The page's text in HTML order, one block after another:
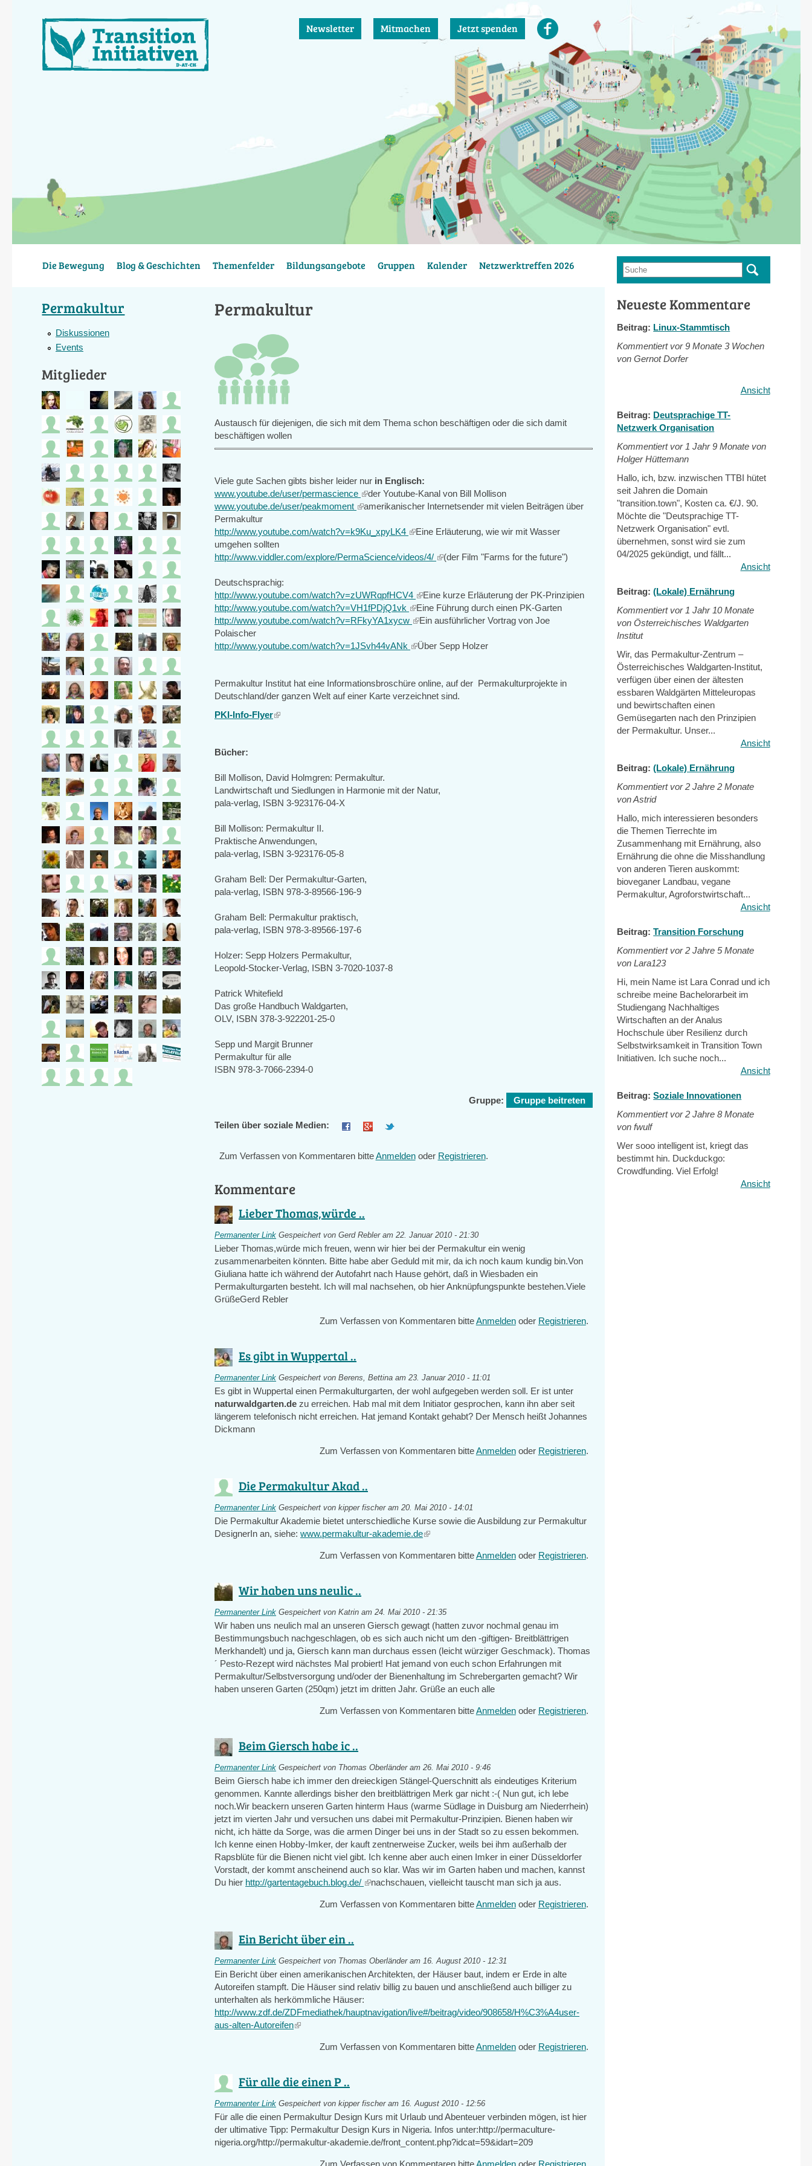
Newsletter Mitmachen Jetzt spenden
Die Bewegung Blog & Geschichten Themenfelder Bildungsangebote Gruppen Kalender Netzwerktreffen 2026
Permakultur
Austausch für diejenigen, die sich mit dem Thema schon beschäftigen oder die sich damit
beschäftigen wollen
Viele gute Sachen gibts bisher leider nur in Englisch:
www.youtube.de/user/permascience (link
is
der Youtube-Kanal von Bill Mollison
www.youtube.de/user/peakmoment (link
external)
amerikanischer Internetsender mit vielen Beiträgen über
Permakultur
http://www.youtube.com/watch?v=k9Ku_xpyLK4 (link
external)
Eine Erläuterung, wie wir mit Wasser
umgehen sollten
http://www.viddler.com/explore/PermaScience/videos/4/ (link(der Film "Farms for the future")
Deutschsprachig:
http://www.youtube.com/watch?v=zUWRqpfHCV4 (link
is
external)
Eine kurze Erläuterung der PK-Prinzipien
http://www.youtube.com/watch?v=VH1fPDjQ1vk (link
is
Eine Führung durch einen PK-Garten
http://www.youtube.com/watch?v=RFkyYA1xycw (link
external)
Ein ausführlicher Vortrag von Joe
Polaischer
http://www.youtube.com/watch?v=1JSvh44vANk (linkÜber Sepp Holzer
Permakultur Institut hat eine Informationsbroschüre online, auf der Permakulturprojekte in
Deutschland/der ganzen Welt auf einer Karte verzeichnet sind.
PKI-Info-Flyer(link
Bücher:
Bill Mollison, David Holmgren: Permakultur.
Landwirtschaft und Siedlungen in Harmonie mit der Natur,
pala-verlag, ISBN 3-923176-04-X
Bill Mollison: Permakultur II.
Praktische Anwendungen,
pala-verlag, ISBN 3-923176-05-8
Graham Bell: Der Permakultur-Garten,
pala-verlag, ISBN 978-3-89566-196-9
Graham Bell: Permakultur praktisch,
pala-verlag, ISBN 978-3-89566-197-6
Holzer: Sepp Holzers Permakultur,
Leopold-Stocker-Verlag, ISBN 3-7020-1037-8
Patrick Whitefield
Das große Handbuch Waldgarten,
OLV, ISBN 378-3-922201-25-0
Sepp und Margit Brunner
Permakultur für alle
ISBN 978-3-7066-2394-0
Gruppe: Gruppe beitreten
Teilen über soziale Medien:
Zum Verfassen von Kommentaren bitteAnmeldenoder Registrieren.
Kommentare
Lieber Thomas,würde ..
Permanenter Link Gespeichert vonGerd Rebleram 22. Januar 2010 - 21:30
Lieber Thomas,würde mich freuen, wenn wir hier bei der Permakultur ein wenig
zusammenarbeiten könnten. Bitte habe aber Geduld mit mir, da ich noch kaum kundig bin.Von
Giuliana hatte ich während der Autofahrt nach Hause gehört, daß in Wiesbaden ein
Permakulturgarten besteht. Ich will mal nachsehen, ob hier Anknüpfungspunkte bestehen.Viele
GrüßeGerd Rebler
Zum Verfassen von Kommentaren bitteAnmeldenoder Registrieren.
Es gibt in Wuppertal ..
Permanenter Link Gespeichert vonBerens, Bettina am 23. Januar 2010 - 11:01
Es gibt in Wuppertal einen Permakulturgarten, der wohl aufgegeben werden soll. Er ist unter
naturwaldgarten.dezu erreichen. Hab mal mit dem Initiator gesprochen, kann ihn aber seit
längerem telefonisch nicht erreichen. Hat jemand Kontakt gehabt? Der Mensch heißt Johannes
Dickmann
Zum Verfassen von Kommentaren bitteAnmeldenoder Registrieren.
Die Permakultur Akad ..
Permanenter Link Gespeichert vonkipper fischeram 20. Mai 2010 - 14:01
Die Permakultur Akademie bietet unterschiedliche Kurse sowie die Ausbildung zur Permakultur
DesignerIn an, siehe:www.permakultur-akademie.de(link
external)
Zum Verfassen von Kommentaren bitteAnmeldenoder Registrieren.
Wir haben uns neulic ..
Permanenter Link Gespeichert vonKatrin am 24. Mai 2010 - 21:35
Wir haben uns neulich mal an unseren Giersch gewagt (hatten zuvor nochmal genau im
Bestimmungsbuch nachgeschlagen, ob es sich auch nicht um den -giftigen- Breitblättrigen
Merkhandelt) und ja, Giersch kann man durchaus essen (leicht würziger Geschmack). Thomas
´ Pesto-Rezept wird nächstes Mal probiert! Hat jemand von euch schon Erfahrungen mit
Permakultur/Selbstversorgung und/oder der Bienenhaltung im Schrebergarten gemacht? Wir
haben unseren Garten (250qm) jetzt im dritten Jahr. Grüße an euch alle
Zum Verfassen von Kommentaren bitteAnmeldenoder Registrieren.
Beim Giersch habe ic ..
Permanenter Link Gespeichert von Thomas Oberländeram 26. Mai 2010 - 9:46
Beim Giersch habe ich immer den dreieckigen Stängel-Querschnitt als eindeutiges Kriterium
genommen. Kannte allerdings bisher den breitblättrigen Merk gar nicht :-( Nun gut, ich lebe
noch.Wir beackern unseren Garten hinterm Haus (warme Südlage in Duisburg am Niederrhein)
jetzt im vierten Jahr und versuchen uns dabei mit Permakultur-Prinzipien. Bienen haben wir
nicht, ich hätte da Sorge, was die armen Dinger bei uns in der Stadt so zu essen bekommen.
Ich kenne einen Hobby-Imker, der kauft zentnerweise Zucker, weils bei ihm außerhalb der
Rapsblüte für die Bienen nicht viel gibt. Ich kenne aber auch einen Imker in einer Düsseldorfer
Vorstadt, der kommt anscheinend auch so klar. Was wir im Garten haben und machen, kannst
Du hier http://gartentagebuch.blog.de/ (link
external)
nachschauen, vielleicht tauscht man sich ja aus.
Zum Verfassen von Kommentaren bitteAnmeldenoder Registrieren.
Ein Bericht über ein ..
Permanenter Link Gespeichert von Thomas Oberländeram 16. August 2010 - 12:31
Ein Bericht über einen amerikanischen Architekten, der Häuser baut, indem er Erde in alte
Autoreifen stampft. Die Häuser sind relativ billig zu bauen und anschließend auch billiger zu
unterhalten als herkömmliche Häuser:
http://www.zdf.de/ZDFmediathek/hauptnavigation/live#/beitrag/video/908658/H%C3%A4user-
aus-alten-Autoreifen(link
external)Zum Verfassen von Kommentaren bitteAnmeldenoder Registrieren.
Für alle die einen P ..
Permanenter Link Gespeichert vonkipper fischeram 16. August 2010 - 12:56
Für alle die einen Permakultur Design Kurs mit Urlaub und Abenteuer verbinden mögen, ist hier
der ultimative Tipp: Permakultur Design Kurs in Nigeria. Infos unter:http://permaculture-
nigeria.org/http://permakultur-akademie.de/front_content.php?idcat=59&idart=209
Zum Verfassen von Kommentaren bitte Anmeldenoder Registrieren.
Permakultur
Diskussionen
Events
Mitglieder
Suchformular
Suche
Neueste Kommentare
Beitrag: Linux-Stammtisch
Kommentiert vor9 Monate 3 Wochen
von Gernot Dorfer
Ansicht
Beitrag: Deutsprachige TT-
Netzwerk Organisation
Kommentiert vor 1 Jahr 9 Monate von
Holger Hüttemann
Hallo, ich, bzw. inzwischen TTBI hütet
seit Jahren die Domain
"transition.town", Kosten ca. €/J. 90.
Möchte die "Deutsprachige TT-
Netzwerk Organisation" evtl.
übernehmen, sonst wird sie zum
04/2025 gekündigt, und fällt...
Ansicht
Beitrag:(Lokale) Ernährung
Kommentiert vor 1 Jahr 10 Monate
von Österreichisches Waldgarten
Institut
Wir, das Permakultur-Zentrum –
Österreichisches Waldgarten-Institut,
verfügen über einen der ältesten
essbaren Waldgärten Mitteleuropas
und bewirtschaften einen
Gemüsegarten nach den Prinzipien
der Permakultur. Unser...
Ansicht
Beitrag:(Lokale) Ernährung
Kommentiert vor2 Jahre 2 Monate
von Astrid
Hallo, mich interessieren besonders
die Themen Tierrechte im
Zusammenhang mit Ernährung, also
Ernährung die ohne die Misshandlung
von anderen Tieren auskommt:
bioveganer Landbau, vegane
Permakultur, Agroforstwirtschaft...
Ansicht
Beitrag:Transition Forschung
Kommentiert vor2 Jahre 5 Monate
von Lara123
Hi, mein Name ist Lara Conrad und ich
schreibe meine Bachelorarbeit im
Studiengang Nachhaltiges
Wirtschaften an der Analus
Hochschule über Resilienz durch
Selbstwirksamkeit in Transition Town
Initiativen. Ich suche noch...
Ansicht
Beitrag:Soziale Innovationen
Kommentiert vor2 Jahre 8 Monate
von fwulf
Wer sooo intelligent ist, kriegt das
bestimmt hin. Duckduckgo:
Crowdfunding. Viel Erfolg!
Ansicht